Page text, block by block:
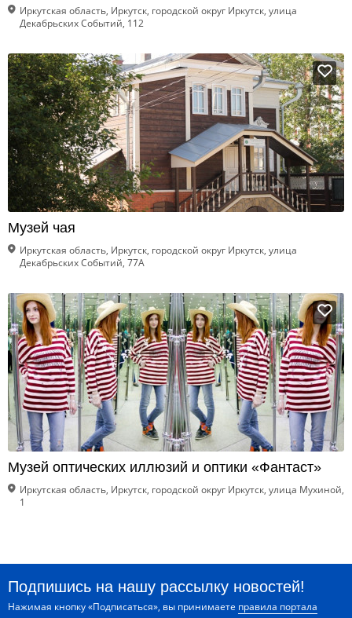
Иркутская область, Иркутск, городской округ Иркутск, улица
Декабрьских Событий, 112
Музей чая
Иркутская область, Иркутск, городской округ Иркутск, улица
Декабрьских Событий, 77А
Музей оптических иллюзий и оптики «Фантаст»
Иркутская область, Иркутск, городской округ Иркутск, улица Мухиной,
1
Подпишись на нашу рассылку новостей!
Нажимая кнопку «Подписаться», вы принимаете правила портала